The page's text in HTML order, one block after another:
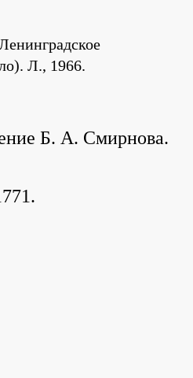
Л., 1966.
Б. А. Смирнова.